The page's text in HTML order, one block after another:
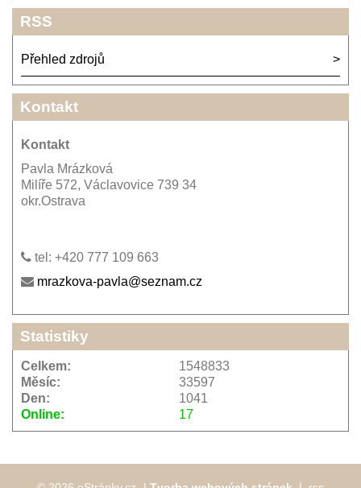
RSS
Přehled zdrojů
Kontakt
Kontakt
Pavla Mrázková
Milíře 572, Václavovice 739 34
okr.Ostrava
tel: +420 777 109 663
mrazkova-pavla@seznam.cz
Statistiky
Online: 17
Celkem:
1548833
Měsíc:
33597
Den:
1041